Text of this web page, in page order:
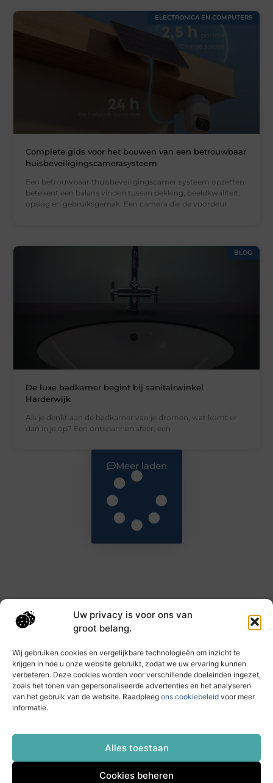
Uw privacy is voor ons van
groot belang.
Wij gebruiken cookies en vergelijkbare technologieën om inzicht te
krijgen in hoe u onze website gebruikt, zodat we uw ervaring kunnen
verbeteren. Deze cookies worden voor verschillende doeleinden ingezet,
zoals het tonen van gepersonaliseerde advertenties en het analyseren
van het gebruik van de website. Raadpleeg ons cookiebeleid voor meer
informatie.
Alles toestaan
Cookies beheren
ELECTRONICA EN COMPUTERS
Complete gids voor het bouwen van een betrouwbaar
huisbeveiligingscamerasysteem
Een betrouwbaar thuisbeveiligingscamer systeem opzetten
betekent een balans vinden tussen dekking, beeldkwaliteit,
opslag en gebruiksgemak. Een camera die de voordeur
BLOG
De luxe badkamer begint bij sanitairwinkel
Harderwijk
Als je denkt aan de badkamer van je dromen, wat komt er
dan in je op? Een ontspannen sfeer, een
Meer laden
Main Links
Dagelijks nieuwe inzichten op taec.nl
Artikelen vol kennis, inspiratie en praktische tips die